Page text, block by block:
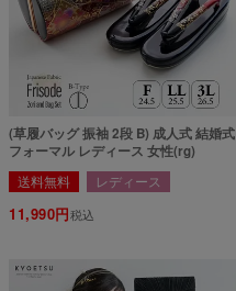
(草履バッグ 振袖 2段 B) 成人式 結婚式
フォーマル レディース 女性(rg)
送料無料 レディース
11,990 税込